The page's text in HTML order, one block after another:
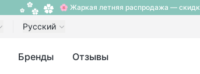
🌸 Жаркая летняя распродажа —
Русский
Бренды Отзывы